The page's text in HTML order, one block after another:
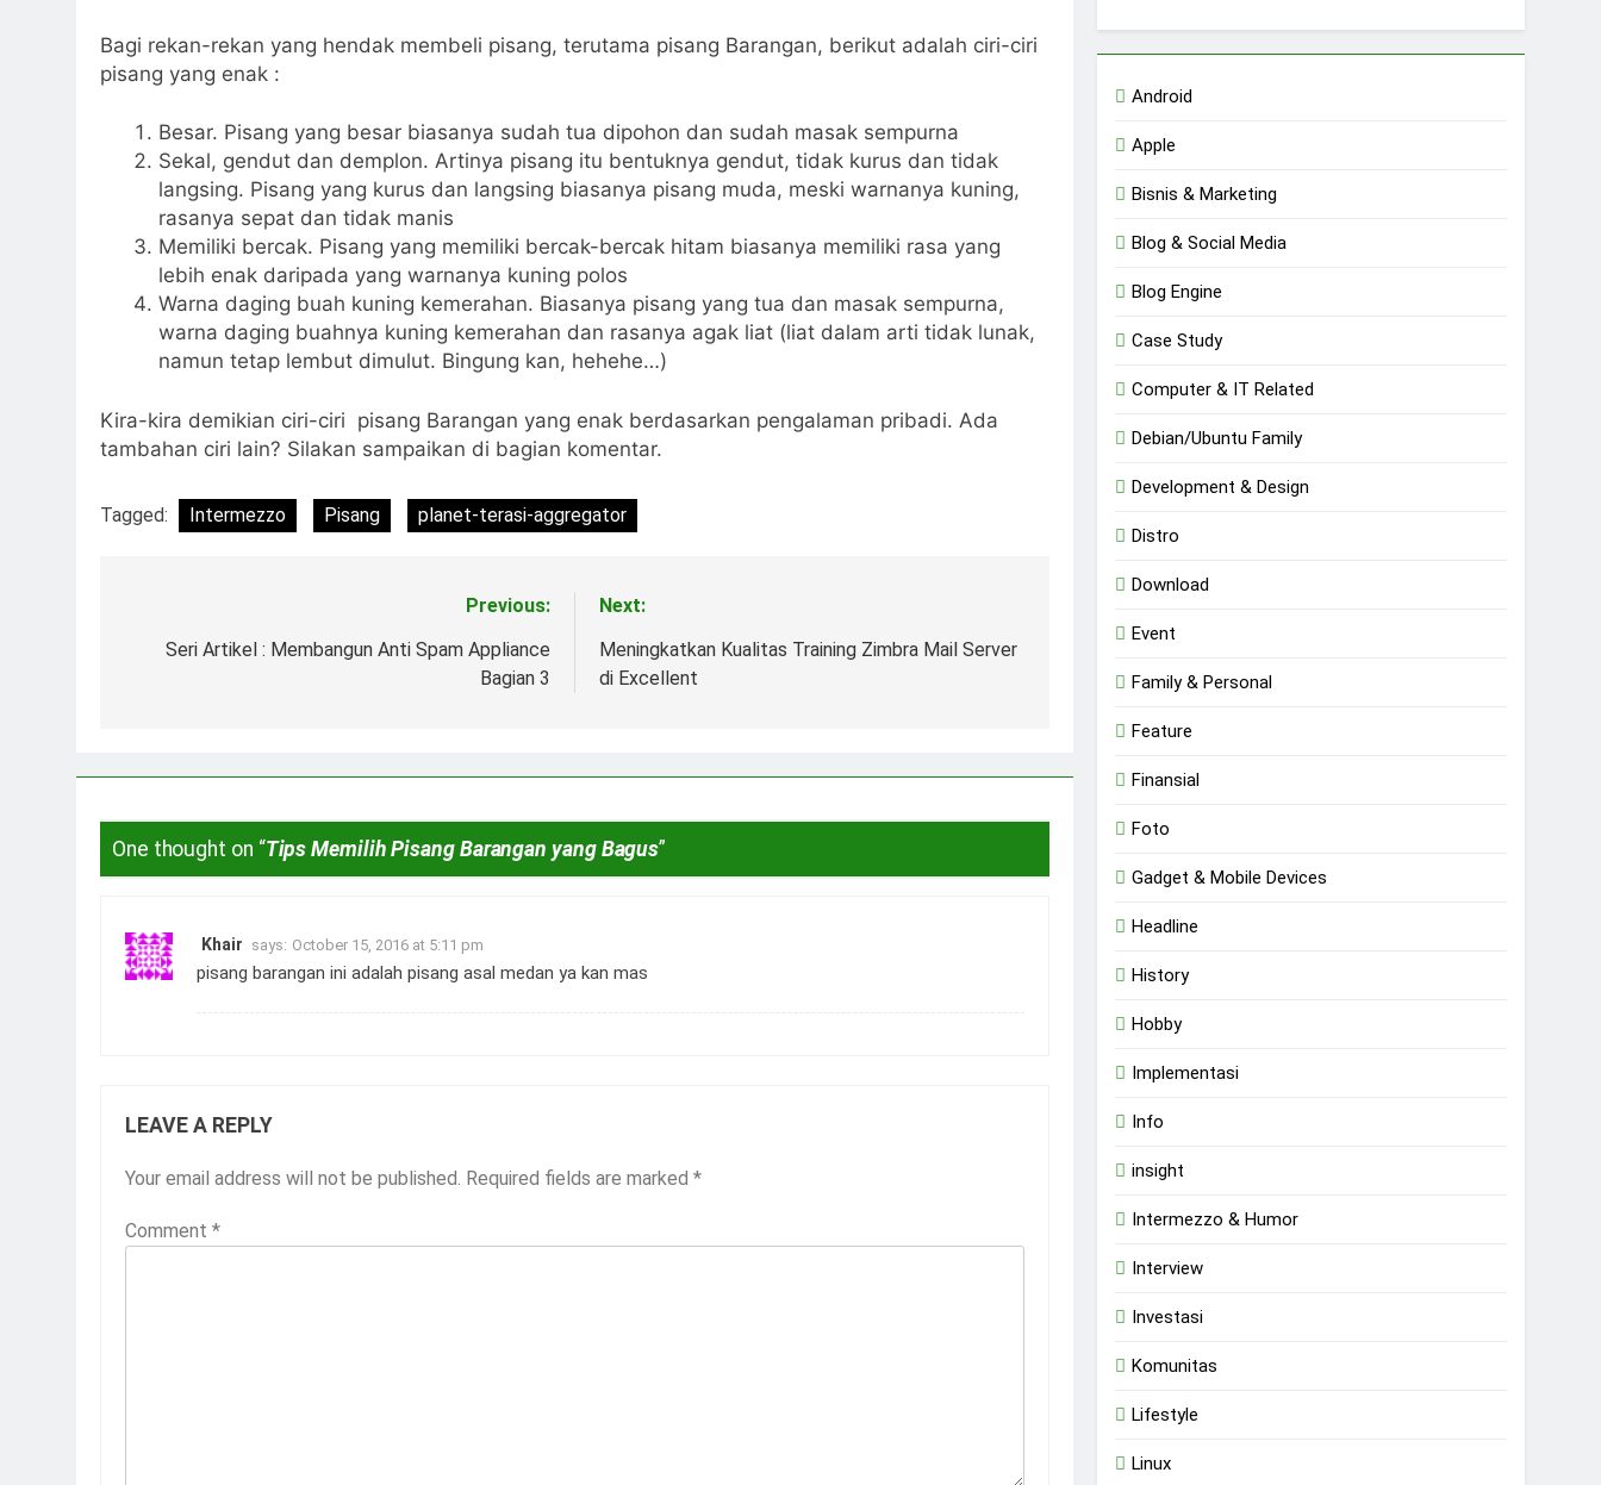
Bagi rekan-rekan yang hendak membeli pisang, terutama pisang Barangan, berikut adalah ciri-ciri
pisang yang enak :
Besar. Pisang yang besar biasanya sudah tua dipohon dan sudah masak sempurna
Sekal, gendut dan demplon. Artinya pisang itu bentuknya gendut, tidak kurus dan tidak
langsing. Pisang yang kurus dan langsing biasanya pisang muda, meski warnanya kuning,
rasanya sepat dan tidak manis
Memiliki bercak. Pisang yang memiliki bercak-bercak hitam biasanya memiliki rasa yang
lebih enak daripada yang warnanya kuning polos
Warna daging buah kuning kemerahan. Biasanya pisang yang tua dan masak sempurna,
warna daging buahnya kuning kemerahan dan rasanya agak liat (liat dalam arti tidak lunak,
namun tetap lembut dimulut. Bingung kan, hehehe…)
Kira-kira demikian ciri-ciri pisang Barangan yang enak berdasarkan pengalaman pribadi. Ada
tambahan ciri lain? Silakan sampaikan di bagian komentar.
Tagged: Intermezzo Pisang planet-terasi-aggregator
navigation
Previous:
Seri Artikel : Membangun Anti Spam Appliance
Bagian 3
Next:
Meningkatkan Kualitas Training Zimbra Mail Server
di Excellent
One thought on “Tips Memilih Pisang Barangan yang Bagus”
Khair says: October 15, 2016 at 5:11 pm
pisang barangan ini adalah pisang asal medan ya kan mas
LEAVE A REPLY
Your email address will not be published. Required fields are marked *
Comment *
Android
Apple
Bisnis & Marketing
Blog & Social Media
Blog Engine
Case Study
Computer & IT Related
Debian/Ubuntu Family
Development & Design
Distro
Download
Event
Family & Personal
Feature
Finansial
Foto
Gadget & Mobile Devices
Headline
History
Hobby
Implementasi
Info
insight
Intermezzo & Humor
Interview
Investasi
Komunitas
Lifestyle
Linux